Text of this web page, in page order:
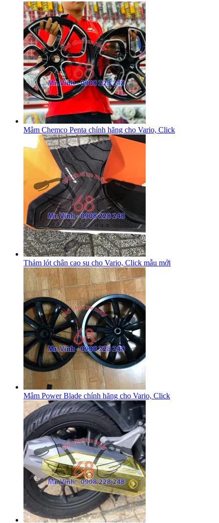
Mâm Chemco Penta chính hãng cho Vario, Click
Thảm lót chân cao su cho Vario, Click mẫu mới
Mâm Power Blade chính hãng cho Vario, Click